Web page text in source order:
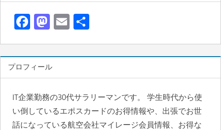
ー
シ
ョ
ン
F
e
b
o
o
k
M
to
d
o
n
E
ail
プロフィール
IT企業勤務の30代サラリーマンです。 学生時代から使
い倒しているエポスカードのお得情報や、出張でお世
話になっている航空会社マイレージ会員情報、お得な